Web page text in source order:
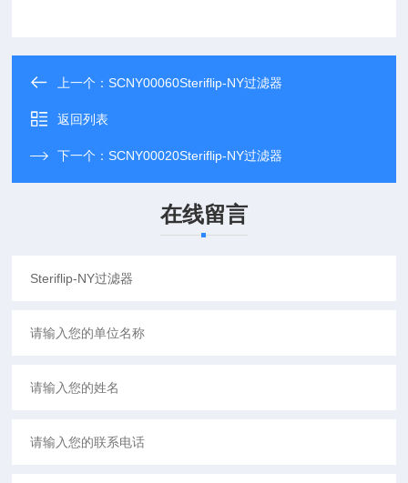
上一个：SCNY00060Steriflip-NY过滤器
返回列表
下一个：SCNY00020Steriflip-NY过滤器
在线留言